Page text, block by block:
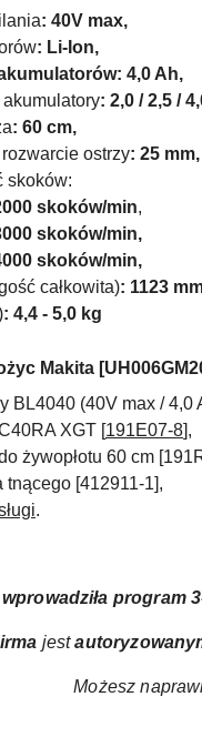
: 40V max,
: Li-Ion,
4,0 Ah,
akumulatory: 2,0 / 2,5 /
: 60 cm,
ostrzy: 25 mm,
skoków:
skoków/min,
skoków/min,
skoków/min,
całkowita): 1123
: 4,4 - 5,0 kg
Makita
BL4040 (40V max / 4,0
XGT [191E07-8],
żywopłotu 60 cm [
tnącego [412911-1],
.
program
jest
Możesz